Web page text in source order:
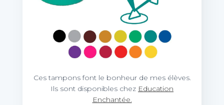
Ces tampons font le bonheur de mes élèves.
Ils sont disponibles chez Education
Enchantée.